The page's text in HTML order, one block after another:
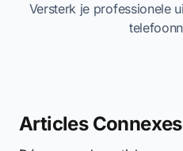
Versterk je professionele
Articles Connexes